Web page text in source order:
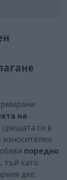
на
срещата си в
поредно
, тъй като
дял.